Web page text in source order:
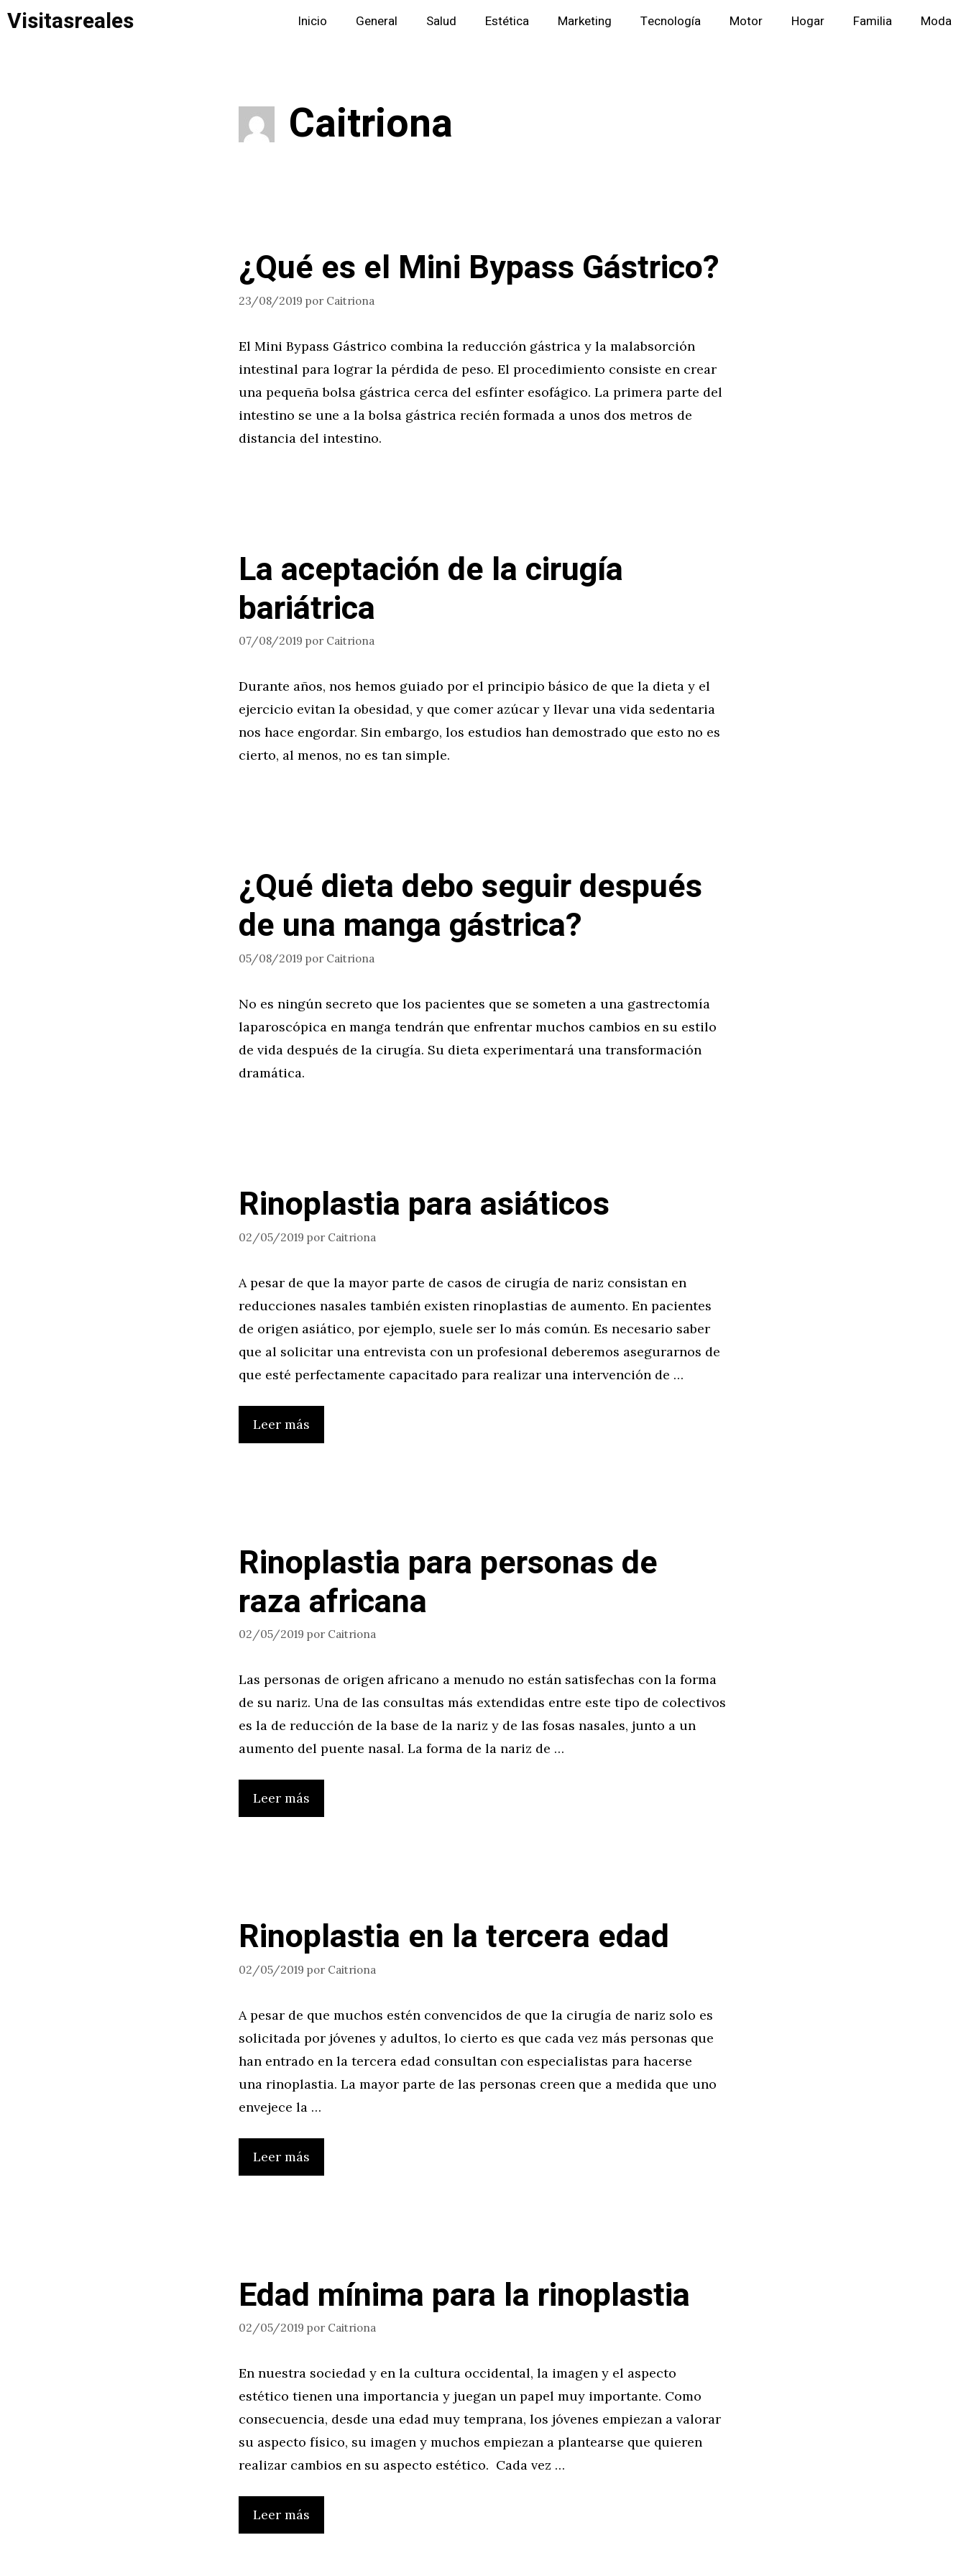
Saltar
Visitasreales Inicio General Salud Estética Marketing Tecnología Motor Hogar Familia Moda
Caitriona
¿Qué es el Mini Bypass Gástrico?
23/08/2019 por Caitriona
El Mini Bypass Gástrico combina la reducción gástrica y la malabsorción
intestinal para lograr la pérdida de peso. El procedimiento consiste en crear
una pequeña bolsa gástrica cerca del esfínter esofágico. La primera parte del
intestino se une a la bolsa gástrica recién formada a unos dos metros de
distancia del intestino.
La aceptación de la cirugía
bariátrica
07/08/2019 por Caitriona
Durante años, nos hemos guiado por el principio básico de que la dieta y el
ejercicio evitan la obesidad, y que comer azúcar y llevar una vida sedentaria
nos hace engordar. Sin embargo, los estudios han demostrado que esto no es
cierto, al menos, no es tan simple.
¿Qué dieta debo seguir después
de una manga gástrica?
05/08/2019 por Caitriona
No es ningún secreto que los pacientes que se someten a una gastrectomía
laparoscópica en manga tendrán que enfrentar muchos cambios en su estilo
de vida después de la cirugía. Su dieta experimentará una transformación
dramática.
Rinoplastia para asiáticos
02/05/2019 por Caitriona
A pesar de que la mayor parte de casos de cirugía de nariz consistan en
reducciones nasales también existen rinoplastias de aumento. En pacientes
de origen asiático, por ejemplo, suele ser lo más común. Es necesario saber
que al solicitar una entrevista con un profesional deberemos asegurarnos de
que esté perfectamente capacitado para realizar una intervención de …
Leer más
Rinoplastia para personas de
raza africana
02/05/2019 por Caitriona
Las personas de origen africano a menudo no están satisfechas con la forma
de su nariz. Una de las consultas más extendidas entre este tipo de colectivos
es la de reducción de la base de la nariz y de las fosas nasales, junto a un
aumento del puente nasal. La forma de la nariz de …
Leer más
Rinoplastia en la tercera edad
02/05/2019 por Caitriona
A pesar de que muchos estén convencidos de que la cirugía de nariz solo es
solicitada por jóvenes y adultos, lo cierto es que cada vez más personas que
han entrado en la tercera edad consultan con especialistas para hacerse
una rinoplastia. La mayor parte de las personas creen que a medida que uno
envejece la …
Leer más
Edad mínima para la rinoplastia
02/05/2019 por Caitriona
En nuestra sociedad y en la cultura occidental, la imagen y el aspecto
estético tienen una importancia y juegan un papel muy importante. Como
consecuencia, desde una edad muy temprana, los jóvenes empiezan a valorar
su aspecto físico, su imagen y muchos empiezan a plantearse que quieren
realizar cambios en su aspecto estético. Cada vez …
Leer más